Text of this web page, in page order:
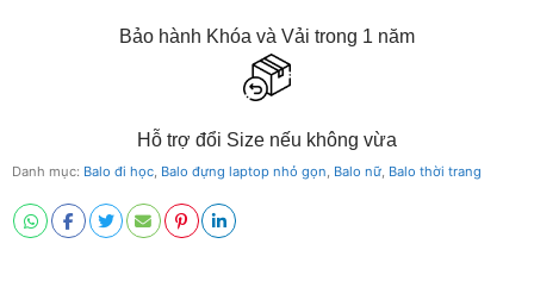
Bảo hành Khóa và Vải trong 1 năm
Hỗ trợ đổi Size nếu không vừa
Danh mục: Balo đi học Balo đựng laptop nhỏ gọn Balo nữ Balo thời trang